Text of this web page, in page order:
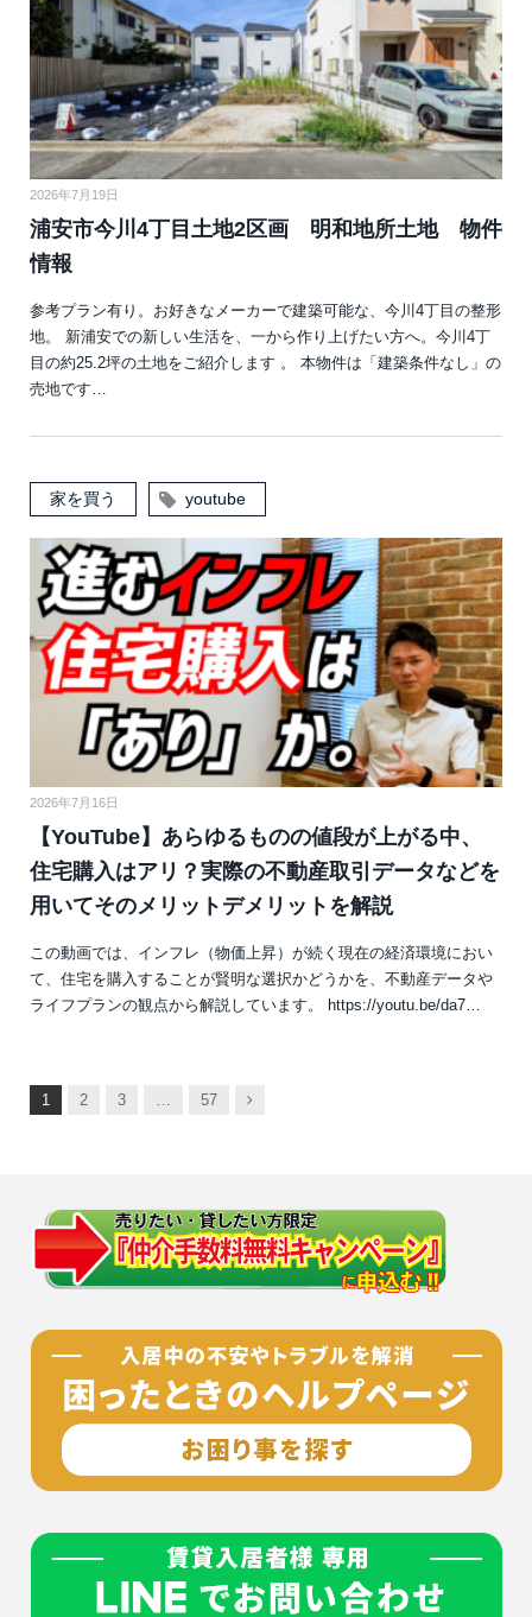
2026年7月19日
浦安市今川4丁目土地2区画 明和地所土地 物件
情報
参考プラン有り。お好きなメーカーで建築可能な、今川4丁目の整形
地。 新浦安での新しい生活を、一から作り上げたい方へ。今川4丁
目の約25.2坪の土地をご紹介します 。 本物件は「建築条件なし」の
売地です…
家を買う youtube
2026年7月16日
【YouTube】あらゆるものの値段が上がる中、
住宅購入はアリ？実際の不動産取引データなどを
用いてそのメリットデメリットを解説
この動画では、インフレ（物価上昇）が続く現在の経済環境におい
て、住宅を購入することが賢明な選択かどうかを、不動産データや
ライフプランの観点から解説しています。 https://youtu.be/da7…
1 2 3 57
次